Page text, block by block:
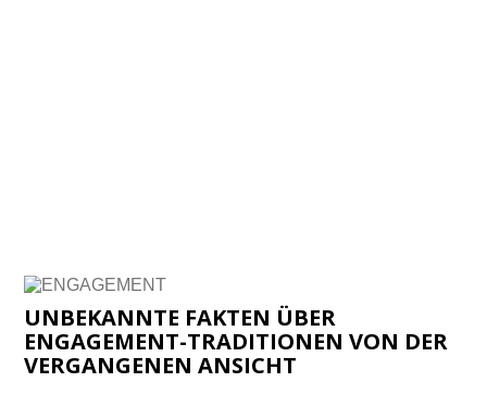
UNBEKANNTE FAKTEN ÜBER
ENGAGEMENT-TRADITIONEN VON DER
VERGANGENEN ANSICHT